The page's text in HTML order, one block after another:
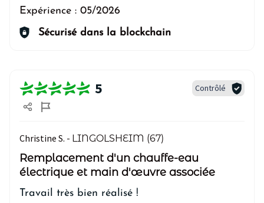
Expérience : 05/2026
Sécurisé dans la blockchain
5 Contrôlé
Christine S. - LINGOLSHEIM (67)
Remplacement d'un chauffe-eau
électrique et main d'œuvre associée
Travail très bien réalisé !